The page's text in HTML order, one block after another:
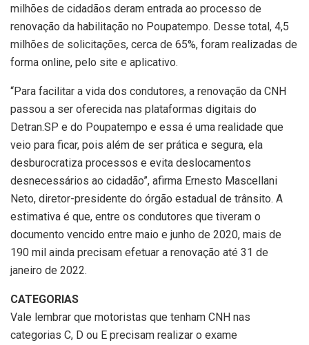
milhões de cidadãos deram entrada ao processo de
renovação da habilitação no Poupatempo. Desse total, 4,5
milhões de solicitações, cerca de 65%, foram realizadas de
forma online, pelo site e aplicativo.
“Para facilitar a vida dos condutores, a renovação da CNH
passou a ser oferecida nas plataformas digitais do
Detran.SP e do Poupatempo e essa é uma realidade que
veio para ficar, pois além de ser prática e segura, ela
desburocratiza processos e evita deslocamentos
desnecessários ao cidadão”, afirma Ernesto Mascellani
Neto, diretor-presidente do órgão estadual de trânsito. A
estimativa é que, entre os condutores que tiveram o
documento vencido entre maio e junho de 2020, mais de
190 mil ainda precisam efetuar a renovação até 31 de
janeiro de 2022.
CATEGORIAS
Vale lembrar que motoristas que tenham CNH nas
categorias C, D ou E precisam realizar o exame